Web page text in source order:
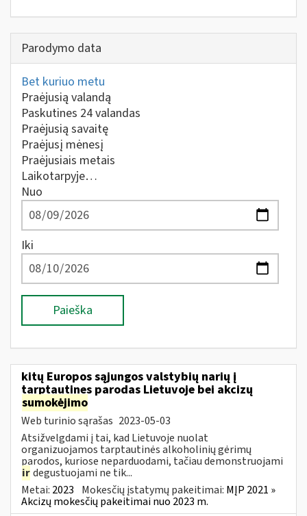
Parodymo data
Bet kuriuo metu
Praėjusią valandą
Paskutines 24 valandas
Praėjusią savaitę
Praėjusį mėnesį
Praėjusiais metais
Laikotarpyje…
Nuo
Iki
Paieška
kitų Europos sąjungos valstybių narių į
tarptautines parodas Lietuvoje bei akcizų
sumokėjimo
Web turinio sąrašas 2023-05-03
Atsižvelgdami į tai, kad Lietuvoje nuolat
organizuojamos tarptautinės alkoholinių gėrimų
parodos, kuriose neparduodami, tačiau demonstruojami
irdegustuojami ne tik...
Metai: 2023 Mokesčių įstatymų pakeitimai: MĮP 2021 »
Akcizų mokesčių pakeitimai nuo 2023 m.